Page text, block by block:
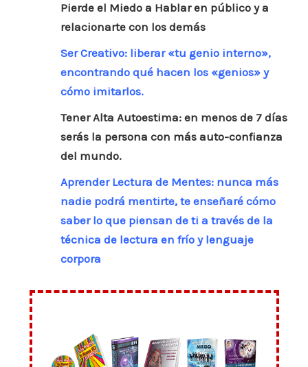
Pierde el Miedo a Hablar en público y a
relacionarte con los demás
Ser Creativo: liberar «tu genio interno»,
encontrando qué hacen los «genios» y
cómo imitarlos.
Tener Alta Autoestima: en menos de 7 días
serás la persona con más auto-confianza
del mundo.
Aprender Lectura de Mentes: nunca más
nadie podrá mentirte, te enseñaré cómo
saber lo que piensan de ti a través de la
técnica de lectura en frío y lenguaje
corpora